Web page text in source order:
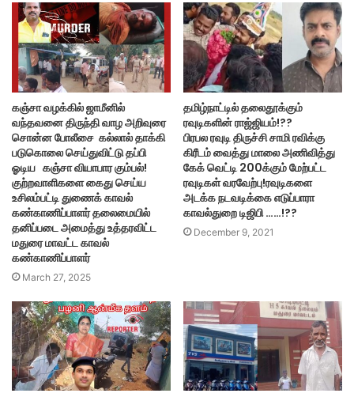
கஞ்சா வழக்கில் ஜாமீனில்
வந்தவனை திருந்தி வாழ அறிவுரை
சொன்ன போலீசை கல்லால் தாக்கி
படுகொலை செய்துவிட்டு தப்பி
ஓடிய கஞ்சா வியாபார கும்பல்!
குற்றவாளிகளை கைது செய்ய
உசிலம்பட்டி துணைக் காவல்
கண்காணிப்பாளர் தலைமையில்
தனிப்படை அமைத்து உத்தரவிட்ட
மதுரை மாவட்ட காவல்
கண்காணிப்பாளர்
March 27, 2025
தமிழ்நாட்டில் தலைதூக்கும்
ரவுடிகளின் ராஜ்ஜியம்!??
பிரபல ரவுடி திருச்சி சாமி ரவிக்கு
கிரீடம் வைத்து மாலை அணிவித்து
கேக் வெட்டி 200க்கும் மேற்பட்ட
ரவுடிகள் வரவேற்பு!ரவுடிகளை
அடக்க நடவடிக்கை எடுப்பாரா
காவல்துறை டிஜிபி ……!??
December 9, 2021